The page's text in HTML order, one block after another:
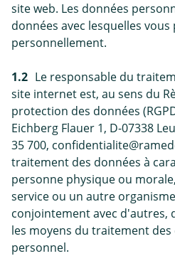
site web. Les données
données avec lesquelles
personnellement.
1.2 Le responsable du
site internet est, au sens du
protection des données
Eichberg Flauer 1, D-07338
35 700,
traitement des données à
personne physique ou
service ou un autre
conjointement avec d'autres,
les moyens du traitement
personnel.